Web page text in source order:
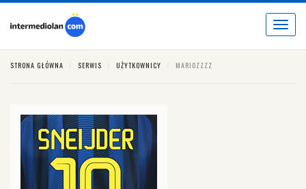
Toggle
STRONA GŁÓWNA SERWIS UŻYTKOWNICY MARIOZZZZ